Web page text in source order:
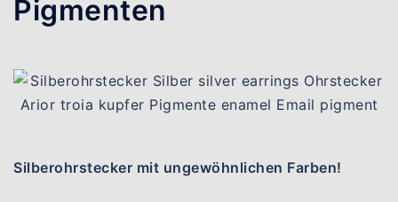
Pigmenten
Silberohrstecker mit ungewöhnlichen Farben!